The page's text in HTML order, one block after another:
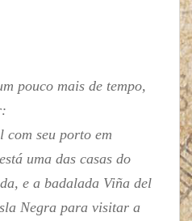
pouco mais de tempo,
seu porto em
uma das casas do
e a badalada Viña del
Negra para visitar a